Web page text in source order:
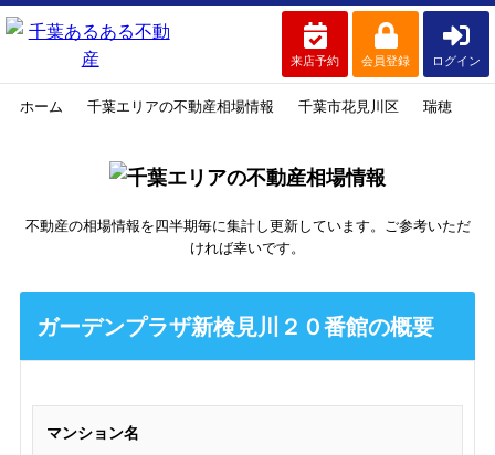
来店予約 会員登録 ログイン
ホーム 千葉エリアの不動産相場情報 千葉市花見川区 瑞穂
不動産の相場情報を四半期毎に集計し更新しています。ご参考いただ
ければ幸いです。
ガーデンプラザ新検見川２０番館の概要
マンション名